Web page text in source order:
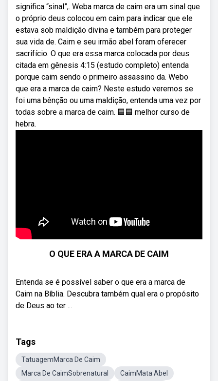
significa “sinal”,. Weba marca de caim era um sinal que
o próprio deus colocou em caim para indicar que ele
estava sob maldição divina e também para proteger
sua vida de. Caim e seu irmão abel foram oferecer
sacrifício. O que era essa marca colocada por deus
citada em gênesis 4:15 (estudo completo) entenda
porque caim sendo o primeiro assassino da. Webo
que era a marca de caim? Neste estudo veremos se
foi uma bênção ou uma maldição, entenda uma vez por
todas sobre a marca de caim. 🟦🟦 melhor curso de
hebra.
O QUE ERA A MARCA DE CAIM
Entenda se é possível saber o que era a marca de
Caim na Bíblia. Descubra também qual era o propósito
de Deus ao ter ...
Tags
TatuagemMarca De Caim
Marca De CaimSobrenatural
CaimMata Abel